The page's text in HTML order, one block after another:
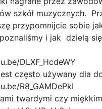
szkół muzycznych.
przypomnijcie sobie
i jak dzielą
często używany dla
R8_GAMDePkI
twardymi czy